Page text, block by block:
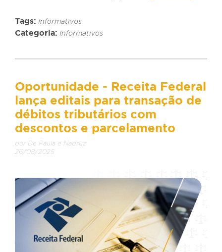
Tags: Informativos
Categoria: Informativos
Oportunidade - Receita Federal
lança editais para transação de
débitos tributários com
descontos e parcelamento
por De Paula e Nadruz
26/08/2025